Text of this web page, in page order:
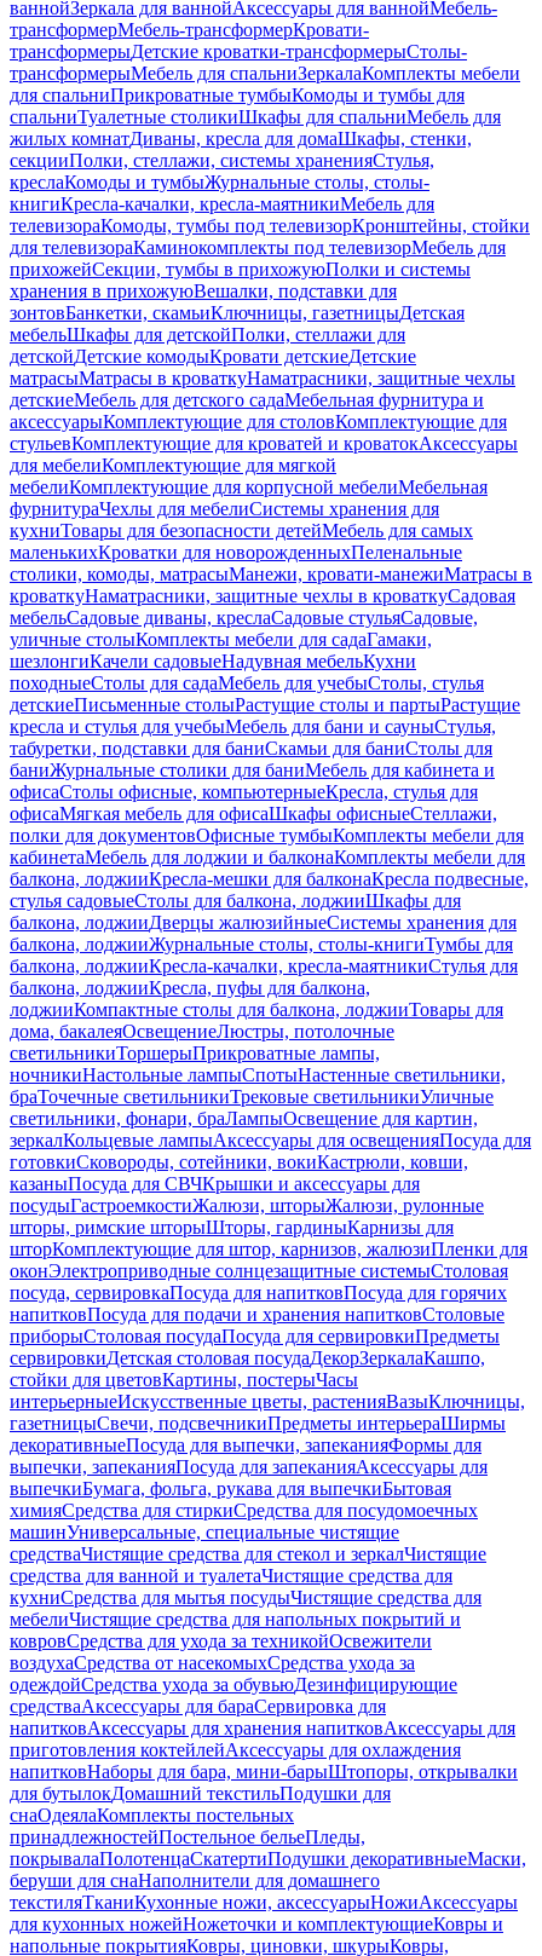
ваннойЗеркала для ваннойАксессуары для ваннойМебель-
трансформерМебель-трансформерКровати-
трансформерыДетские кроватки-трансформерыСтолы-
трансформерыМебель для спальниЗеркалаКомплекты мебели
для спальниПрикроватные тумбыКомоды и тумбы для
спальниТуалетные столикиШкафы для спальниМебель для
жилых комнатДиваны, кресла для домаШкафы, стенки,
секцииПолки, стеллажи, системы храненияСтулья,
креслаКомоды и тумбыЖурнальные столы, столы-
книгиКресла-качалки, кресла-маятникиМебель для
телевизораКомоды, тумбы под телевизорКронштейны, стойки
для телевизораКаминокомплекты под телевизорМебель для
прихожейСекции, тумбы в прихожуюПолки и системы
хранения в прихожуюВешалки, подставки для
зонтовБанкетки, скамьиКлючницы, газетницыДетская
мебельШкафы для детскойПолки, стеллажи для
детскойДетские комодыКровати детскиеДетские
матрасыМатрасы в кроваткуНаматрасники, защитные чехлы
детскиеМебель для детского садаМебельная фурнитура и
аксессуарыКомплектующие для столовКомплектующие для
стульевКомплектующие для кроватей и кроватокАксессуары
для мебелиКомплектующие для мягкой
мебелиКомплектующие для корпусной мебелиМебельная
фурнитураЧехлы для мебелиСистемы хранения для
кухниТовары для безопасности детейМебель для самых
маленькихКроватки для новорожденныхПеленальные
столики, комоды, матрасыМанежи, кровати-манежиМатрасы в
кроваткуНаматрасники, защитные чехлы в кроваткуСадовая
мебельСадовые диваны, креслаСадовые стульяСадовые,
уличные столыКомплекты мебели для садаГамаки,
шезлонгиКачели садовыеНадувная мебельКухни
походныеСтолы для садаМебель для учебыСтолы, стулья
детскиеПисьменные столыРастущие столы и партыРастущие
кресла и стулья для учебыМебель для бани и сауныСтулья,
табуретки, подставки для баниСкамьи для баниСтолы для
баниЖурнальные столики для баниМебель для кабинета и
офисаСтолы офисные, компьютерныеКресла, стулья для
офисаМягкая мебель для офисаШкафы офисныеСтеллажи,
полки для документовОфисные тумбыКомплекты мебели для
кабинетаМебель для лоджии и балконаКомплекты мебели для
балкона, лоджииКресла-мешки для балконаКресла подвесные,
стулья садовыеСтолы для балкона, лоджииШкафы для
балкона, лоджииДверцы жалюзийныеСистемы хранения для
балкона, лоджииЖурнальные столы, столы-книгиТумбы для
балкона, лоджииКресла-качалки, кресла-маятникиСтулья для
балкона, лоджииКресла, пуфы для балкона,
лоджииКомпактные столы для балкона, лоджииТовары для
дома, бакалеяОсвещениеЛюстры, потолочные
светильникиТоршерыПрикроватные лампы,
ночникиНастольные лампыСпотыНастенные светильники,
браТочечные светильникиТрековые светильникиУличные
светильники, фонари, браЛампыОсвещение для картин,
зеркалКольцевые лампыАксессуары для освещенияПосуда для
готовкиСковороды, сотейники, вокиКастрюли, ковши,
казаныПосуда для СВЧКрышки и аксессуары для
посудыГастроемкостиЖалюзи, шторыЖалюзи, рулонные
шторы, римские шторыШторы, гардиныКарнизы для
шторКомплектующие для штор, карнизов, жалюзиПленки для
оконЭлектроприводные солнцезащитные системыСтоловая
посуда, сервировкаПосуда для напитковПосуда для горячих
напитковПосуда для подачи и хранения напитковСтоловые
приборыСтоловая посудаПосуда для сервировкиПредметы
сервировкиДетская столовая посудаДекорЗеркалаКашпо,
стойки для цветовКартины, постерыЧасы
интерьерныеИскусственные цветы, растенияВазыКлючницы,
газетницыСвечи, подсвечникиПредметы интерьераШирмы
декоративныеПосуда для выпечки, запеканияФормы для
выпечки, запеканияПосуда для запеканияАксессуары для
выпечкиБумага, фольга, рукава для выпечкиБытовая
химияСредства для стиркиСредства для посудомоечных
машинУниверсальные, специальные чистящие
средстваЧистящие средства для стекол и зеркалЧистящие
средства для ванной и туалетаЧистящие средства для
кухниСредства для мытья посудыЧистящие средства для
мебелиЧистящие средства для напольных покрытий и
ковровСредства для ухода за техникойОсвежители
воздухаСредства от насекомыхСредства ухода за
одеждойСредства ухода за обувьюДезинфицирующие
средстваАксессуары для бараСервировка для
напитковАксессуары для хранения напитковАксессуары для
приготовления коктейлейАксессуары для охлаждения
напитковНаборы для бара, мини-барыШтопоры, открывалки
для бутылокДомашний текстильПодушки для
снаОдеялаКомплекты постельных
принадлежностейПостельное бельеПледы,
покрывалаПолотенцаСкатертиПодушки декоративныеМаски,
беруши для снаНаполнители для домашнего
текстиляТканиКухонные ножи, аксессуарыНожиАксессуары
для кухонных ножейНожеточки и комплектующиеКовры и
напольные покрытияКовры, циновки, шкурыКовры,